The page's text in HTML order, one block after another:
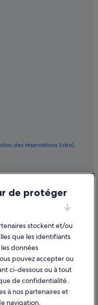
des réservations Vrbo)
contenus
de protéger
stockent et/ou
que les identifiants
données
pouvez accepter ou
ci-dessous ou à tout
de confidentialité.
à nos partenaires et
navigation.